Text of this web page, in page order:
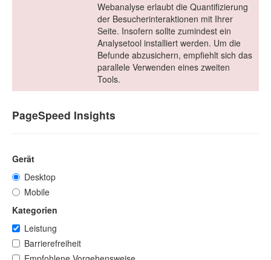
Webanalyse erlaubt die Quantifizierung
der Besucherinteraktionen mit Ihrer
Seite. Insofern sollte zumindest ein
Analysetool installiert werden. Um die
Befunde abzusichern, empfiehlt sich das
parallele Verwenden eines zweiten
Tools.
PageSpeed Insights
Gerät
Desktop
Mobile
Kategorien
Leistung
Barrierefreiheit